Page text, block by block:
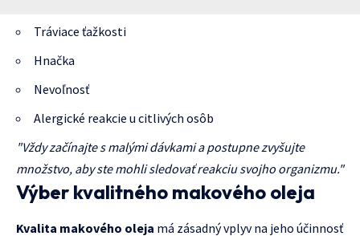
Tráviace ťažkosti
Hnačka
Nevoľnosť
Alergické reakcie u citlivých osôb
"Vždy začínajte s malými dávkami a postupne zvyšujte
množstvo, aby ste mohli sledovať reakciu svojho organizmu."
Výber kvalitného makového oleja
Kvalita makového oleja má zásadný vplyv na jeho účinnosť